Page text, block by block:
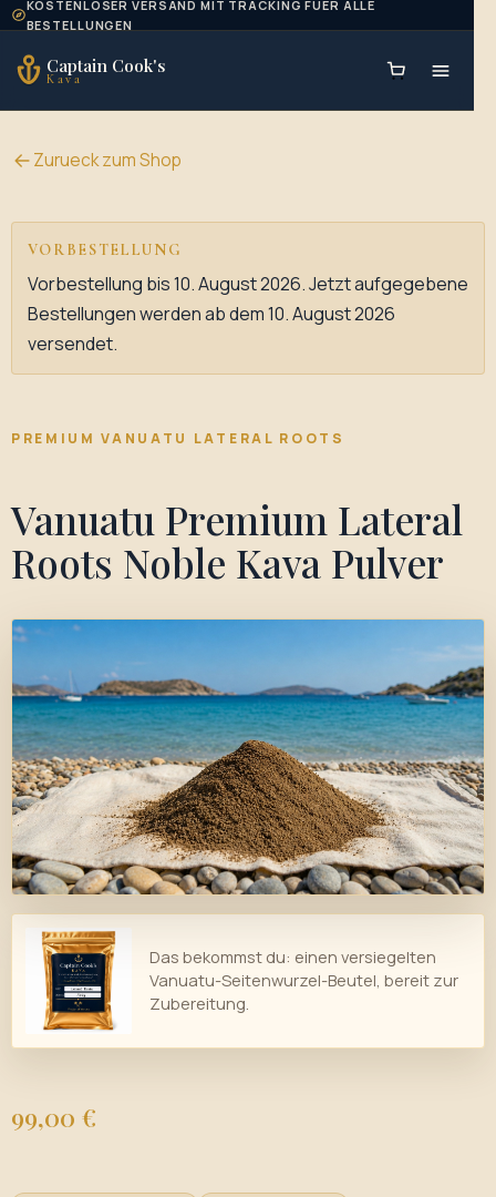
Skip to content
KOSTENLOSER VERSAND MIT TRACKING FUER ALLE
BESTELLUNGEN
Captain Cook's
Kava
Zurueck zum Shop
Das bekommst du: einen versiegelten
Vanuatu-Seitenwurzel-Beutel, bereit zur
Zubereitung.
PREMIUM VANUATU LATERAL ROOTS
Vanuatu Premium Lateral
Roots Noble Kava Pulver
99,00 €
VORBESTELLUNG
Vorbestellung bis 10. August 2026. Jetzt aufgegebene
Bestellungen werden ab dem 10. August 2026
versendet.